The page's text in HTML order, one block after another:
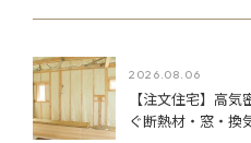
2026.08.06
【注文住宅】高
ぐ断熱材・窓・換